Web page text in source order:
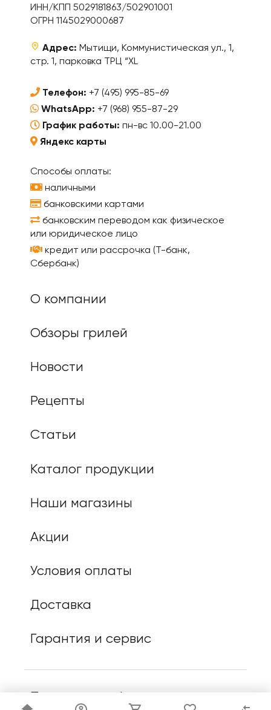
ИНН/КПП 5029181863/502901001
ОГРН 1145029000687
Адрес: Мытищи, Коммунистическая ул., 1,
стр. 1, парковка ТРЦ “XL
Телефон: +7 (495) 995-85-69
WhatsApp: +7 (968) 955-87-29
График работы: пн-вс 10.00-21.00
Яндекс карты
Способы оплаты:
наличными
банковскими картами
банковским переводом как физическое
или юридическое лицо
кредит или рассрочка (Т-банк,
Сбербанк)
О компании
Обзоры грилей
Новости
Рецепты
Статьи
Каталог продукции
Наши магазины
Акции
Условия оплаты
Доставка
Гарантия и сервис